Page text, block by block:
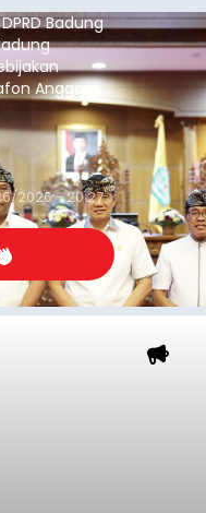
Badung
Anggaran
2027 dalam
DPRD
2026 - 20:27